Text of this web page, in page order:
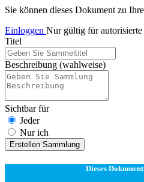
Sie können dieses Dokument zu
Einloggen Nur gültig für autorisierte
Titel
Beschreibung (wahlweise)
Sichtbar für
Jeder
Nur ich
Erstellen Sammlung
Dieses